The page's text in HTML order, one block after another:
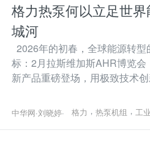
格力热泵何以立足世
城河
2026年的初春，全球能源转
标：2月拉斯维加斯AHR博览会
新产品重磅登场，用极致技术
示“全地域、全建筑、
中华网·刘晓婷· 格力 ， 热泵机组 ， 工